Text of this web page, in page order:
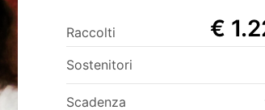
Raccolti €
Sostenitori
Scadenza